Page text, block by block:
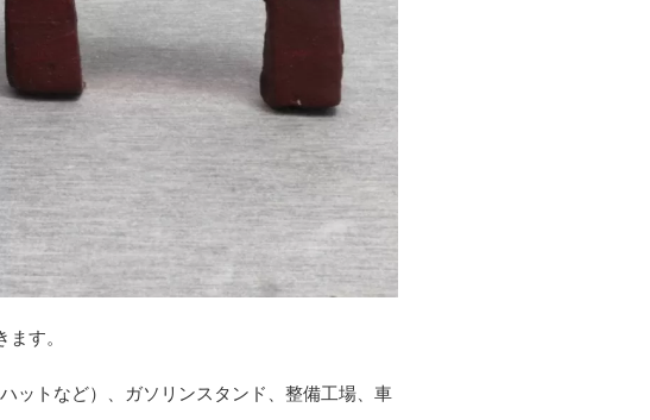
す。
ットなど）、ガソリンスタンド、整備工場、車